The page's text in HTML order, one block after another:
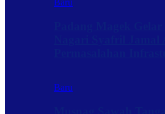
Baru
Baru